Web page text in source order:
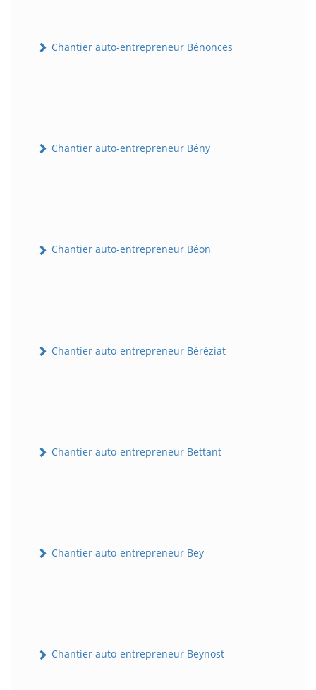
Chantier auto-entrepreneur Bénonces
Chantier auto-entrepreneur Bény
Chantier auto-entrepreneur Béon
Chantier auto-entrepreneur Béréziat
Chantier auto-entrepreneur Bettant
Chantier auto-entrepreneur Bey
Chantier auto-entrepreneur Beynost